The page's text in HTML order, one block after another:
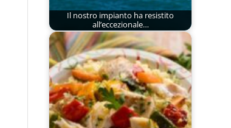
Il nostro impianto ha resistito
all’eccezionale…